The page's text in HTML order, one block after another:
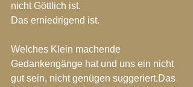
nicht Göttlich ist.
Das erniedrigend ist.
Welches Klein machende
Gedankengänge hat und uns ein nicht
gut sein, nicht genügen suggeriert.Das